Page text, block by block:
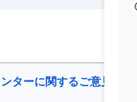
ターに関するご意見をお